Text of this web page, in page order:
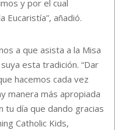
y por el cual
Eucaristía”, añadió.
a que asista a la Misa
esta tradición. “Dar
hacemos cada vez
manera más apropiada
tu día que dando gracias
Catholic Kids,